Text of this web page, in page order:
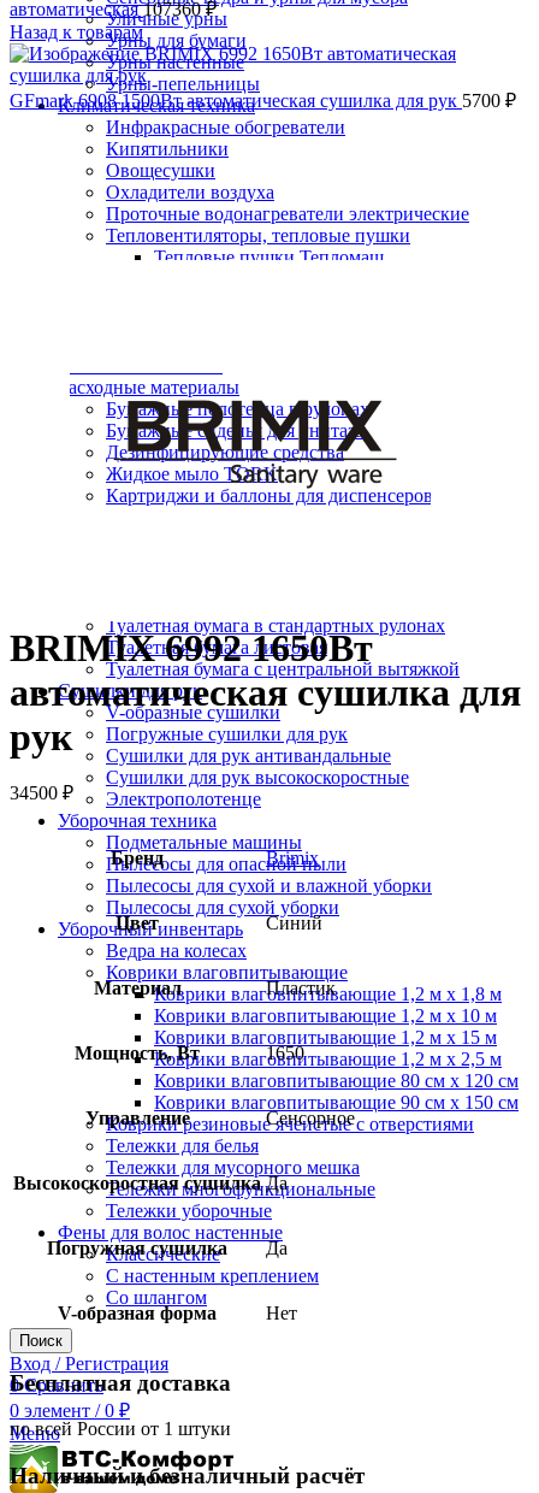
Уличные урны
Урны для бумаги
Урны настенные
Урны-пепельницы
Климатическая техника
Инфракрасные обогреватели
Кипятильники
Овощесушки
Охладители воздуха
Проточные водонагреватели электрические
Тепловентиляторы, тепловые пушки
Тепловые пушки Тепломаш
Расходные материалы
Бумажные полотенца в рулонах
Бумажные сиденья для унитаза
Дезинфицирующие средства
Жидкое мыло TORK
Картриджи и баллоны для диспенсеров
Туалетная бумага в стандартных рулонах
Туалетная бумага листовая
Туалетная бумага с центральной вытяжкой
Сушилки для рук
V-образные сушилки
Погружные сушилки для рук
Сушилки для рук антивандальные
Сушилки для рук высокоскоростные
Электрополотенце
Уборочная техника
Подметальные машины
Пылесосы для опасной пыли
Пылесосы для сухой и влажной уборки
Пылесосы для сухой уборки
Уборочный инвентарь
Ведра на колесах
Коврики влаговпитывающие
Коврики влаговпитывающие 1,2 м х 1,8 м
Коврики влаговпитывающие 1,2 м х 10 м
Коврики влаговпитывающие 1,2 м х 15 м
Коврики влаговпитывающие 1,2 м х 2,5 м
Коврики влаговпитывающие 80 см х 120 см
Коврики влаговпитывающие 90 см х 150 см
Коврики резиновые ячеистые с отверстиями
Тележки для белья
Тележки для мусорного мешка
Тележки многофункциональные
Тележки уборочные
Фены для волос настенные
Классические
С настенным креплением
Со шлангом
Поиск
Вход / Регистрация
0 Сравнить
0 элемент / 0 ₽
Меню
автоматическая107360₽
Назад к товарам
GFmark 6908 1500Вт автоматическая сушилка для рук 5700 ₽
Нажмите, чтобы увеличить
BRIMIX 6992 1650Вт
автоматическая сушилка для
рук
34500 ₽
Бренд Brimix
Цвет Синий
Материал Пластик
Мощность, Вт 1650
Управление Сенсорное
Высокоскоростная сушилка Да
Погружная сушилка Да
V-образная форма Нет
Бесплатная доставка
по всей России от 1 штуки
Наличный и безналичный расчёт